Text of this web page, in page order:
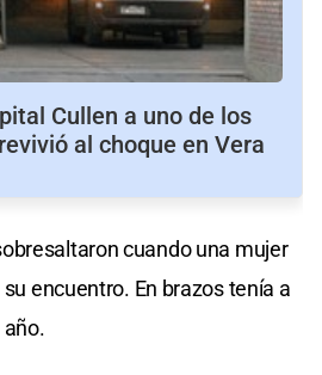
Cullen a uno de los
al choque en Vera
cuando una mujer
encuentro. En brazos tenía a
año.